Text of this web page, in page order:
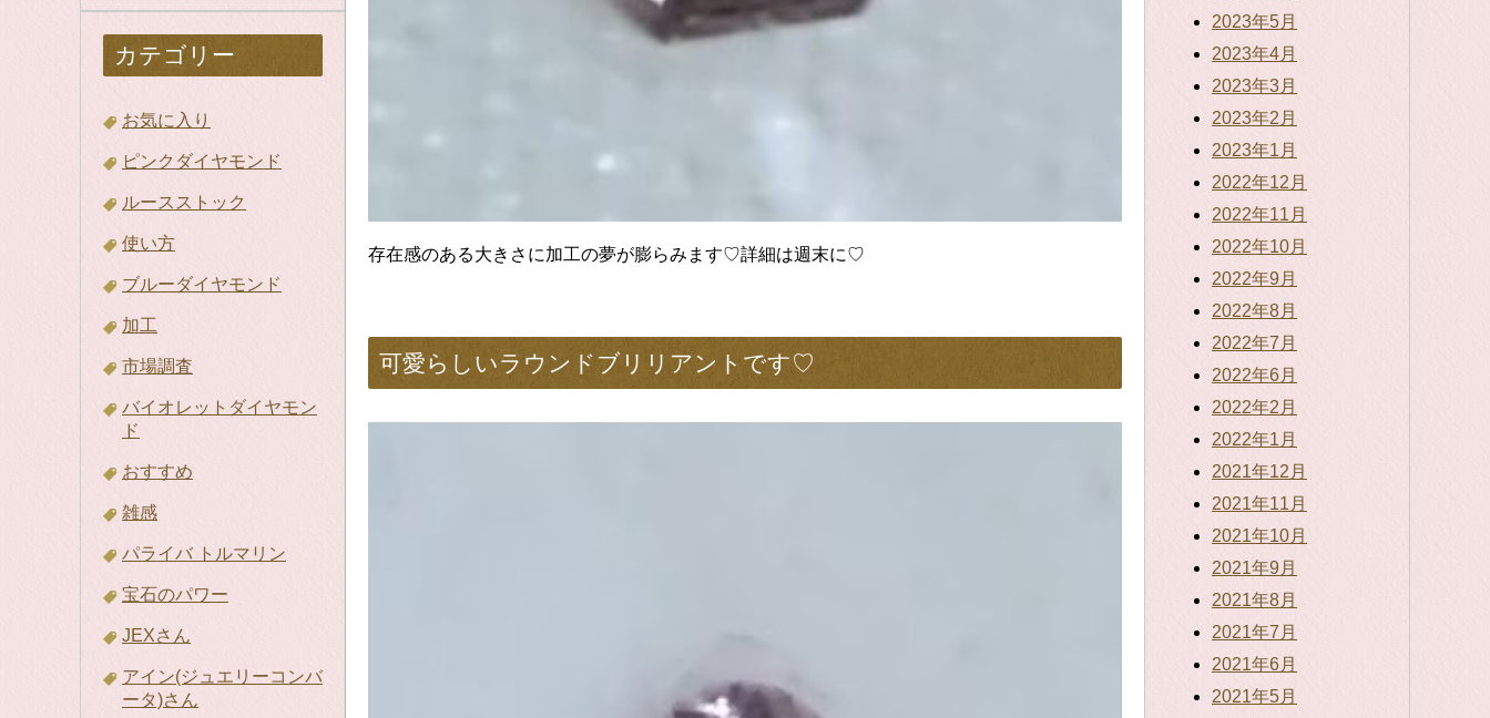
カテゴリー
お気に入り
ピンクダイヤモンド
ルースストック
使い方
ブルーダイヤモンド
加工
市場調査
バイオレットダイヤモン
ド
おすすめ
雑感
パライバ トルマリン
宝石のパワー
JEXさん
アイン(ジュエリーコンバ
ータ)さん
存在感のある大きさに加工の夢が膨らみます♡詳細は週末に♡
可愛らしいラウンドブリリアントです♡
2023年5月
2023年4月
2023年3月
2023年2月
2023年1月
2022年12月
2022年11月
2022年10月
2022年9月
2022年8月
2022年7月
2022年6月
2022年2月
2022年1月
2021年12月
2021年11月
2021年10月
2021年9月
2021年8月
2021年7月
2021年6月
2021年5月